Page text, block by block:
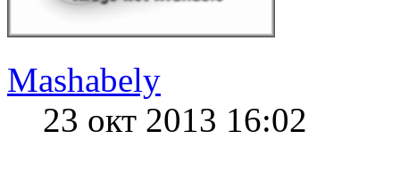
Mashabely
23 окт 2013 16:02